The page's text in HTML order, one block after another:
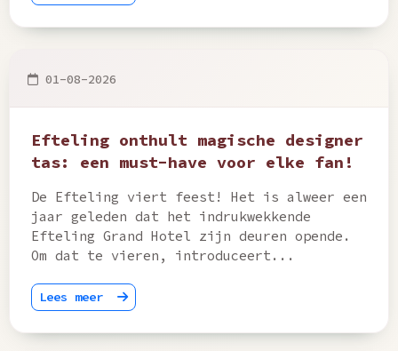
01-08-2026
Efteling onthult magische designer
tas: een must-have voor elke fan!
De Efteling viert feest! Het is alweer een
jaar geleden dat het indrukwekkende
Efteling Grand Hotel zijn deuren opende.
Om dat te vieren, introduceert...
Lees meer